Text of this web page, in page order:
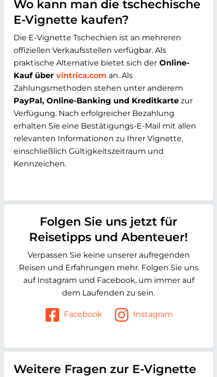
Wo kann man die tschechische
E-Vignette kaufen?
Die E-Vignette Tschechien ist an mehreren
offiziellen Verkaufsstellen verfügbar. Als
praktische Alternative bietet sich der Online-
Kauf über vintrica.com an. Als
Zahlungsmethoden stehen unter anderem
PayPal, Online-Banking und Kreditkarte zur
Verfügung. Nach erfolgreicher Bezahlung
erhalten Sie eine Bestätigungs-E-Mail mit allen
relevanten Informationen zu Ihrer Vignette,
einschließlich Gültigkeitszeitraum und
Kennzeichen.
Folgen Sie uns jetzt für
Reisetipps und Abenteuer!
Verpassen Sie keine unserer aufregenden
Reisen und Erfahrungen mehr. Folgen Sie uns
auf Instagram und Facebook, um immer auf
dem Laufenden zu sein.
Facebook Instagram
Weitere Fragen zur E-Vignette